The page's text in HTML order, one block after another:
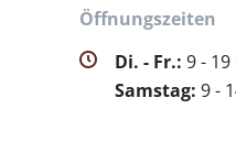
Öffnungszeiten
Di. - Fr.: 9 -
Samstag: 9 -